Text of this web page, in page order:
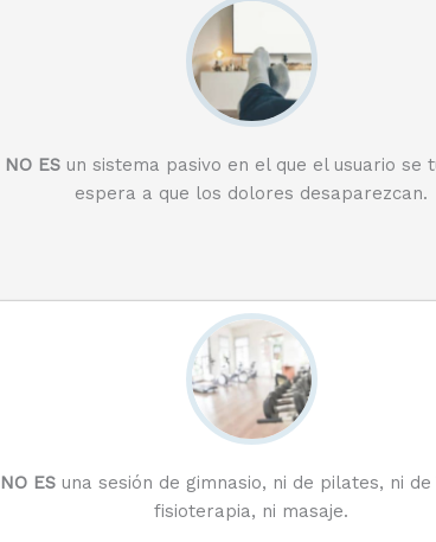
NO ESun sistema pasivo en el que el usuario se
espera a que los dolores desaparezcan.
NO ES una sesión de gimnasio, ni de pilates, ni de
fisioterapia, ni masaje.